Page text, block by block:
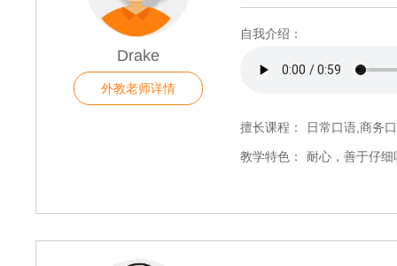
Drake
外教老师详情
自我介绍：
擅长课程： 日常口语,商务
教学特色： 耐心，善于仔